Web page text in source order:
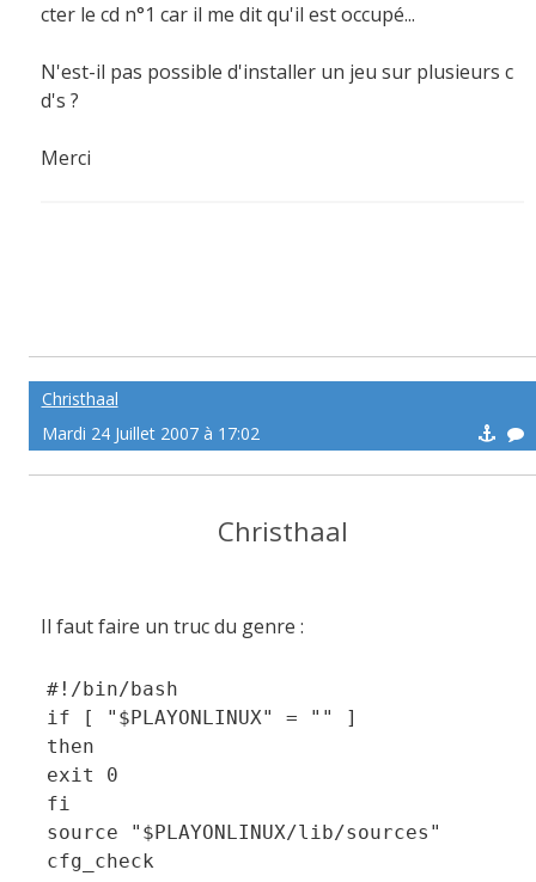
cter le cd n°1 car il me dit qu'il est occupé...
N'est-il pas possible d'installer un jeu sur plusieurs c
d's ?
Merci
Christhaal
Mardi 24 Juillet 2007 à 17:02
Christhaal
Il faut faire un truc du genre :
#!/bin/bash
if [ "$PLAYONLINUX" = "" ]
then
exit 0
fi
source "$PLAYONLINUX/lib/sources"
cfg_check